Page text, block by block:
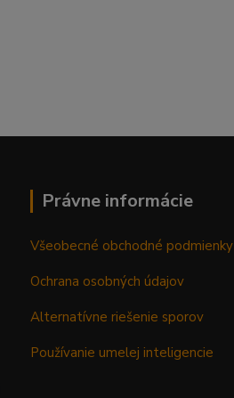
Právne informácie
Všeobecné obchodné podmienky
Ochrana osobných údajov
Alternatívne riešenie sporov
Používanie umelej inteligencie